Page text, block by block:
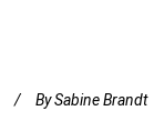
BySabine Brandt